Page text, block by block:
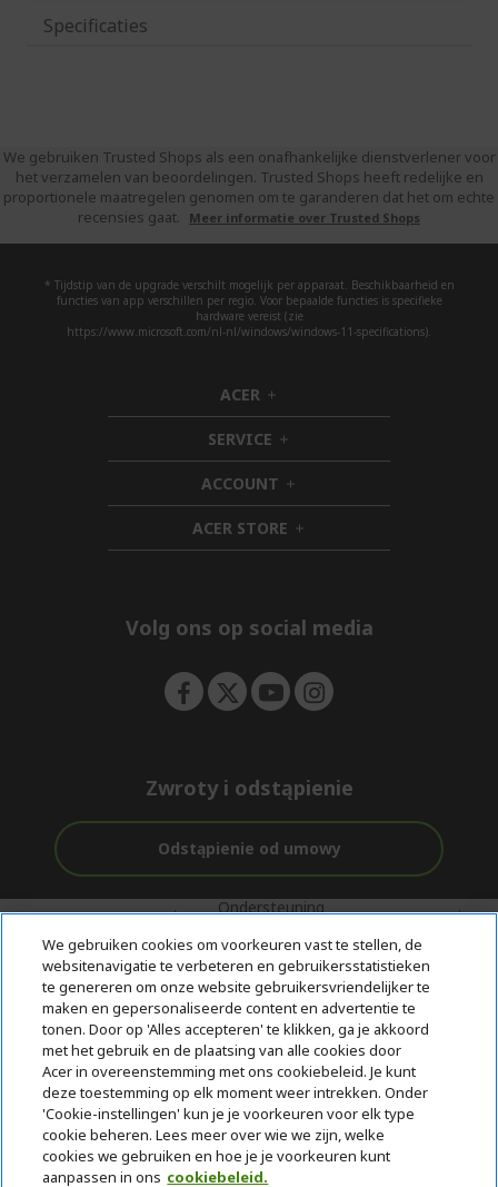
Specificaties
We gebruiken Trusted Shops als een onafhankelijke dienstverlener voor
het verzamelen van beoordelingen. Trusted Shops heeft redelijke en
proportionele maatregelen genomen om te garanderen dat het om echte
recensies gaat.
Meer informatie over Trusted Shops
* Tijdstip van de upgrade verschilt mogelijk per apparaat. Beschikbaarheid en
functies van app verschillen per regio. Voor bepaalde functies is specifieke
hardware vereist (zie
https://www.microsoft.com/nl-nl/windows/windows-11-specifications).
ACER h
i
d
d
e
n
SERVICE h
i
d
d
e
n
ACCOUNT h
i
d
d
ACER STORE h
i
e
Volg ons op social media
Zwroty i odstąpienie
Odstąpienie od umowy
Gratis
bezorging
Ondersteuning
aankoop
Met 0%
Rente
© 2026 Acer Inc.
CPYou BV is de erkende reseller van de producten en diensten die
in deze winkel worden aangeboden.
We gebruiken cookies om voorkeuren vast te stellen, de
websitenavigatie te verbeteren en gebruikersstatistieken
te genereren om onze website gebruikersvriendelijker te
maken en gepersonaliseerde content en advertentie te
tonen. Door op 'Alles accepteren' te klikken, ga je akkoord
met het gebruik en de plaatsing van alle cookies door
Acer in overeenstemming met ons cookiebeleid. Je kunt
deze toestemming op elk moment weer intrekken. Onder
'Cookie-instellingen' kun je je voorkeuren voor elk type
cookie beheren. Lees meer over wie we zijn, welke
cookies we gebruiken en hoe je je voorkeuren kunt
aanpassen in ons cookiebeleid.